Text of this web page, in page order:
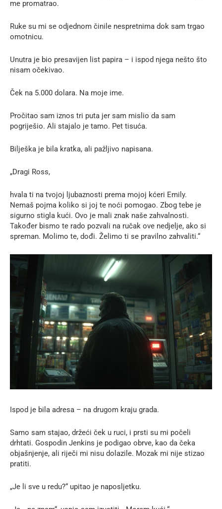
me promatrao.
Ruke su mi se odjednom činile nespretnima dok sam trgao
omotnicu.
Unutra je bio presavijen list papira – i ispod njega nešto što
nisam očekivao.
Ček na 5.000 dolara. Na moje ime.
Pročitao sam iznos tri puta jer sam mislio da sam
pogriješio. Ali stajalo je tamo. Pet tisuća.
Bilješka je bila kratka, ali pažljivo napisana.
„Dragi Ross,
hvala ti na tvojoj ljubaznosti prema mojoj kćeri Emily.
Nemaš pojma koliko si joj te noći pomogao. Zbog tebe je
sigurno stigla kući. Ovo je mali znak naše zahvalnosti.
Također bismo te rado pozvali na ručak ove nedjelje, ako si
spreman. Molimo te, dođi. Želimo ti se pravilno zahvaliti.“
Ispod je bila adresa – na drugom kraju grada.
Samo sam stajao, držeći ček u ruci, i prsti su mi počeli
drhtati. Gospodin Jenkins je podigao obrve, kao da čeka
objašnjenje, ali riječi mi nisu dolazile. Mozak mi nije stizao
pratiti.
„Je li sve u redu?“ upitao je naposljetku.